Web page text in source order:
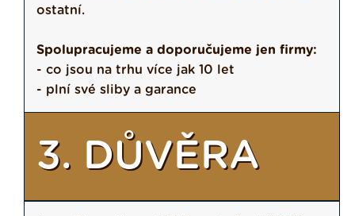
ostatní.
Spolupracujeme a doporučujeme jen firmy:
- co jsou na trhu více jak 10 let
- plní své sliby a garance
3. DŮVĚRA